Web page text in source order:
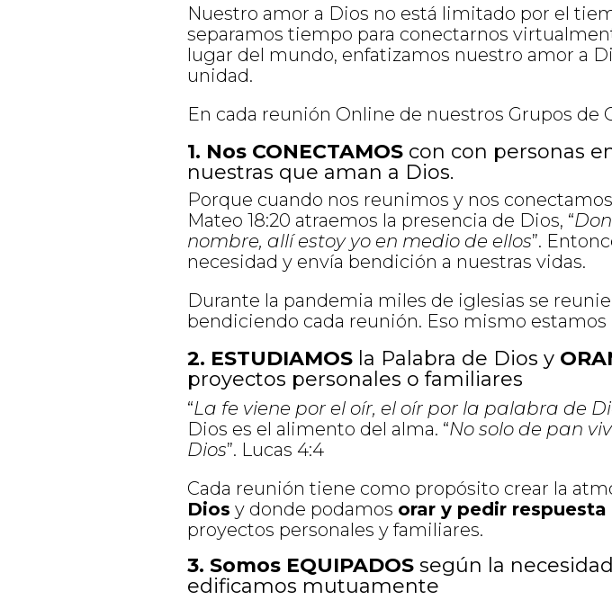
Nuestro amor a Dios no está limitado por el
separamos tiempo para conectarnos
lugar del mundo, enfatizamos nuestro amor a
unidad.
En cada reunión Online de nuestros Grupos de
1. Nos CONECTAMOScon con personas
nuestras que aman a Dios​.
Porque cuando nos reunimos y nos
Mateo 18:20 atraemos la presencia de Dios, “
nombre, allí estoy yo en medio de ellos”.
necesidad y envía bendición a nuestras vidas.
Durante la pandemia miles de iglesias se
bendiciendo cada reunión. Eso mismo
2. ESTUDIAMOSla Palabra de Dios y
proyectos personales o familiares
“La fe viene por el oír, el oír por la palabra de
Dios es el alimento del alma. “No solo de pan
Dios”. Lucas 4:4
Cada reunión tiene como propósito crear la
Dios y donde podamos orar y pedir respuesta
proyectos personales y familiares.
3. Somos EQUIPADOSsegún la
edificamos mutuamente